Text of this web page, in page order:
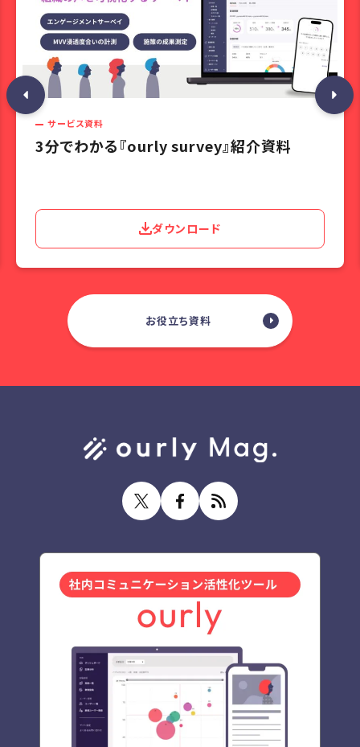
サービス資料
3分でわかる『ourly survey』紹介資料
ダウンロード
お役立ち資料